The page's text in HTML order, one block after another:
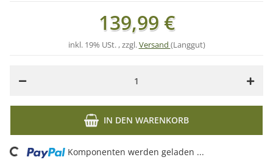
139,99 €
inkl. 19% USt. , zzgl.Versand (Langgut)
IN DEN WARENKORB
Komponenten werden geladen ...